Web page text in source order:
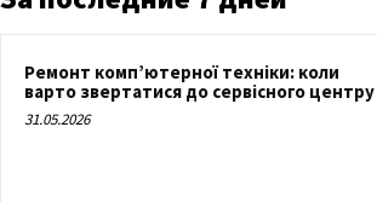
Ремонт комп’ютерної техніки: коли
варто звертатися до сервісного центру
31.05.2026